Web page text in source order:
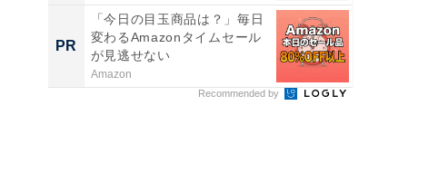
PR
「今日の目玉商品は？」毎日
変わるAmazonタイムセール
が見逃せない
Amazon
Recommended by